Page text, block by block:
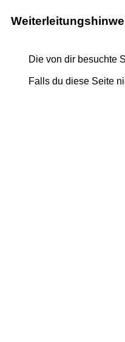
Die von dir besuchte
Falls du diese Seite